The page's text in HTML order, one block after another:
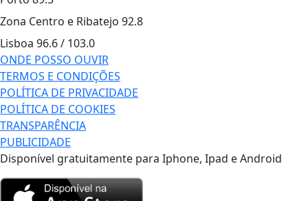
Zona Centro e Ribatejo 92.8
Lisboa 96.6 / 103.0
ONDE POSSO OUVIR
TERMOS E CONDIÇÕES
POLÍTICA DE PRIVACIDADE
POLÍTICA DE COOKIES
TRANSPARÊNCIA
PUBLICIDADE
Disponível gratuitamente para Iphone, Ipad e Android